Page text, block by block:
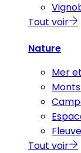
Tout voir
Nature
Mer
Tout voir